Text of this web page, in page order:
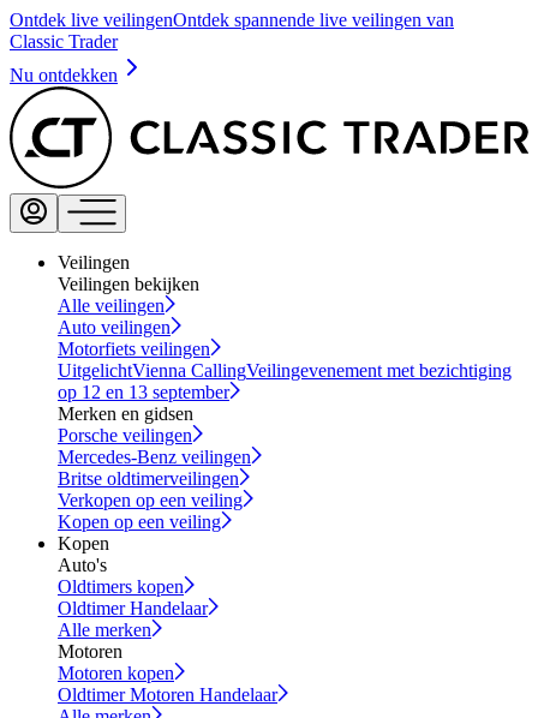
Ontdek live veilingenOntdek spannende live veilingen van
Classic Trader
Nu ontdekken
Veilingen
Veilingen bekijken
Alle veilingen
Auto veilingen
Motorfiets veilingen
UitgelichtVienna CallingVeilingevenement met bezichtiging
op 12 en 13 september
Merken en gidsen
Porsche veilingen
Mercedes-Benz veilingen
Britse oldtimerveilingen
Verkopen op een veiling
Kopen op een veiling
Kopen
Auto's
Oldtimers kopen
Oldtimer Handelaar
Alle merken
Motoren
Motoren kopen
Oldtimer Motoren Handelaar